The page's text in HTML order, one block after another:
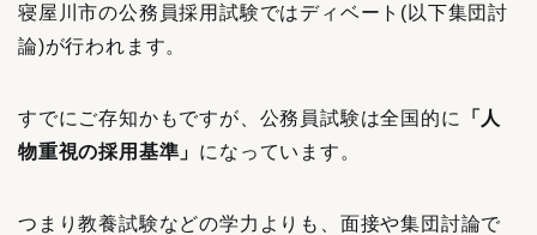
寝屋川市の公務員採用試験ではディベート(以下集団討
論)が行われます。
すでにご存知かもですが、公務員試験は全国的に
「人
物重視の採用基準」 になっています。
つまり教養試験などの学力よりも、面接や集団討論で